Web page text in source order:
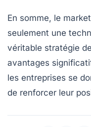
En somme, le
seulement une
véritable stratégie de
avantages
les entreprises se
de renforcer leur